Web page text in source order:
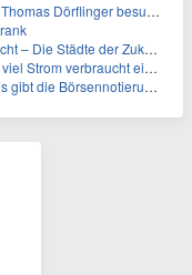
Handwerksbetrieb im Kammerbezirk Freiburg
der Zukunft sind grün-blau
ein Aufzug im Gebäude
an der Frankfurter Wertpapierbörse bekannt